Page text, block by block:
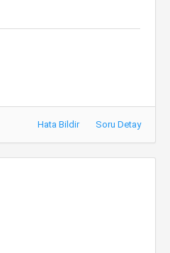
Hata Bildir Soru Detay